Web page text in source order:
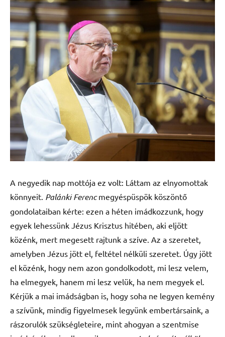
A negyedik nap mottója ez volt: Láttam az elnyomottak
könnyeit. Palánki Ferencmegyéspüspök köszöntő
gondolataiban kérte: ezen a héten imádkozzunk, hogy
egyek lehessünk Jézus Krisztus hitében, aki eljött
közénk, mert megesett rajtunk a szíve. Az a szeretet,
amelyben Jézus jött el, feltétel nélküli szeretet. Úgy jött
el közénk, hogy nem azon gondolkodott, mi lesz velem,
ha elmegyek, hanem mi lesz velük, ha nem megyek el.
Kérjük a mai imádságban is, hogy soha ne legyen kemény
a szívünk, mindig figyelmesek legyünk embertársaink, a
rászorulók szükségleteire, mint ahogyan a szentmise